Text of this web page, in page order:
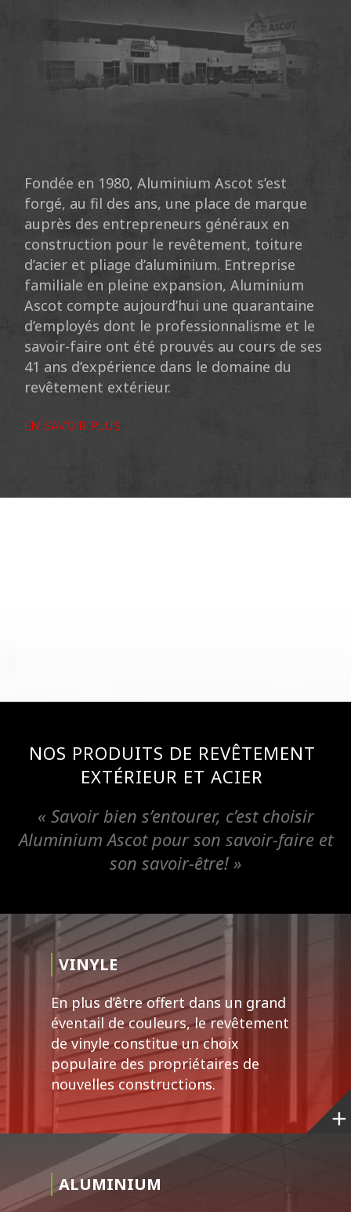
Fondée en 1980, Aluminium Ascot s’est
forgé, au fil des ans, une place de marque
auprès des entrepreneurs généraux en
construction pour le revêtement, toiture
d’acier et pliage d’aluminium. Entreprise
familiale en pleine expansion, Aluminium
Ascot compte aujourd’hui une quarantaine
d’employés dont le professionnalisme et le
savoir-faire ont été prouvés au cours de ses
41 ans d’expérience dans le domaine du
revêtement extérieur.
EN SAVOIR PLUS
NOS PRODUITS DE REVÊTEMENT
EXTÉRIEUR ET ACIER
« Savoir bien s’entourer, c’est choisir
Aluminium Ascot pour son savoir-faire et
son savoir-être! »
VINYLE
En plus d’être offert dans un grand
éventail de couleurs, le revêtement
de vinyle constitue un choix
populaire des propriétaires de
nouvelles constructions.
ALUMINIUM